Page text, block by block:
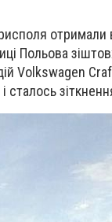
Польова
Volkswagen
сталось